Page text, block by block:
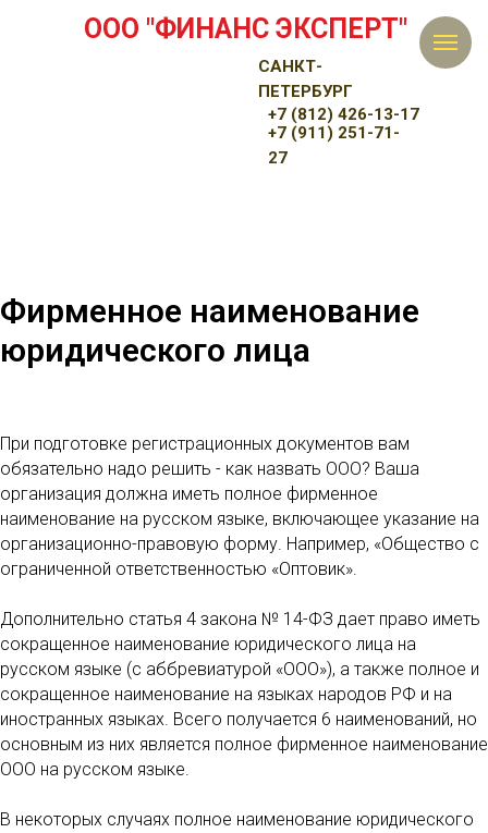
ООО "ФИНАНС ЭКСПЕРТ"
САНКТ-
ПЕТЕРБУРГ
+7 (911) 251-71-
27
+7 (812) 426-13-17
Фирменное наименование
юридического лица
При подготовке регистрационных документов вам
обязательно надо решить - как назвать ООО? Ваша
организация должна иметь полное фирменное
наименование на русском языке, включающее указание на
организационно-правовую форму. Например, «Общество с
ограниченной ответственностью «Оптовик».
Дополнительно статья 4 закона № 14-ФЗ дает право иметь
сокращенное наименование юридического лица на
русском языке (с аббревиатурой «ООО»), а также полное и
сокращенное наименование на языках народов РФ и на
иностранных языках. Всего получается 6 наименований, но
основным из них является полное фирменное наименование
ООО на русском языке.
В некоторых случаях полное наименование юридического